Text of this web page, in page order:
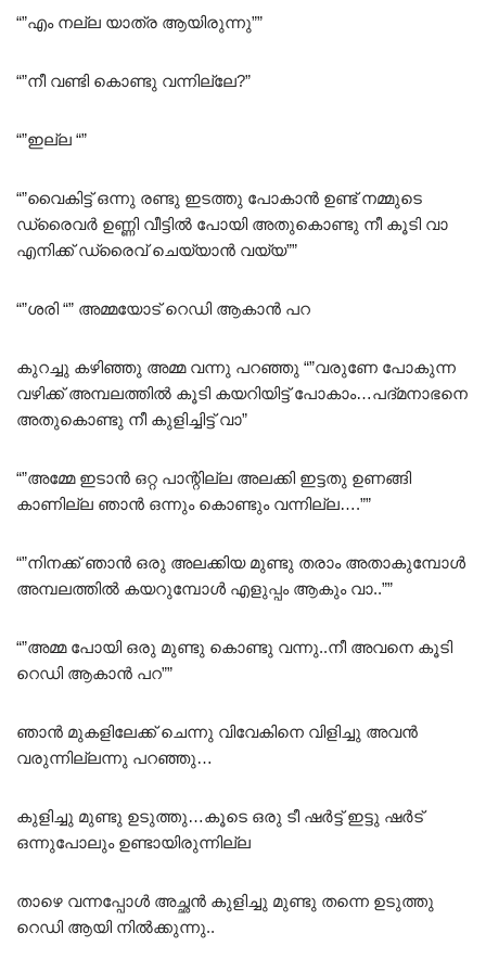
“”എം നല്ല യാത്ര ആയിരുന്നു””
“”നീ വണ്ടി കൊണ്ടു വന്നില്ലേ?”
“”ഇല്ല “”
“”വൈകിട്ട് ഒന്നു രണ്ടു ഇടത്തു പോകാൻ ഉണ്ട് നമ്മുടെ
ഡ്രൈവർ ഉണ്ണി വീട്ടിൽ പോയി അതുകൊണ്ടു നീ കൂടി വാ
എനിക്ക് ഡ്രൈവ് ചെയ്യാൻ വയ്യ””
“”ശരി “” അമ്മയോട് റെഡി ആകാൻ പറ
കുറച്ചു കഴിഞ്ഞു അമ്മ വന്നു പറഞ്ഞു “”വരുണേ പോകുന്ന
വഴിക്ക് അമ്പലത്തിൽ കൂടി കയറിയിട്ട് പോകാം…പദ്മനാഭനെ
അതുകൊണ്ടു നീ കുളിച്ചിട്ട് വാ”
“”അമ്മേ ഇടാൻ ഒറ്റ പാന്റില്ല അലക്കി ഇട്ടതു ഉണങ്ങി
കാണില്ല ഞാൻ ഒന്നും കൊണ്ടും വന്നില്ല….””
“”നിനക്ക് ഞാൻ ഒരു അലക്കിയ മുണ്ടു തരാം അതാകുമ്പോൾ
അമ്പലത്തിൽ കയറുമ്പോൾ എളുപ്പം ആകും വാ..””
“”അമ്മ പോയി ഒരു മുണ്ടു കൊണ്ടു വന്നു..നീ അവനെ കൂടി
റെഡി ആകാൻ പറ””
ഞാൻ മുകളിലേക്ക് ചെന്നു വിവേകിനെ വിളിച്ചു അവൻ
വരുന്നില്ലന്നു പറഞ്ഞു…
കുളിച്ചു മുണ്ടു ഉടുത്തു…കൂടെ ഒരു ടീ ഷർട്ട് ഇട്ടു ഷർട്
ഒന്നുപോലും ഉണ്ടായിരുന്നില്ല
താഴെ വന്നപ്പോൾ അച്ഛൻ കുളിച്ചു മുണ്ടു തന്നെ ഉടുത്തു
റെഡി ആയി നിൽക്കുന്നു..